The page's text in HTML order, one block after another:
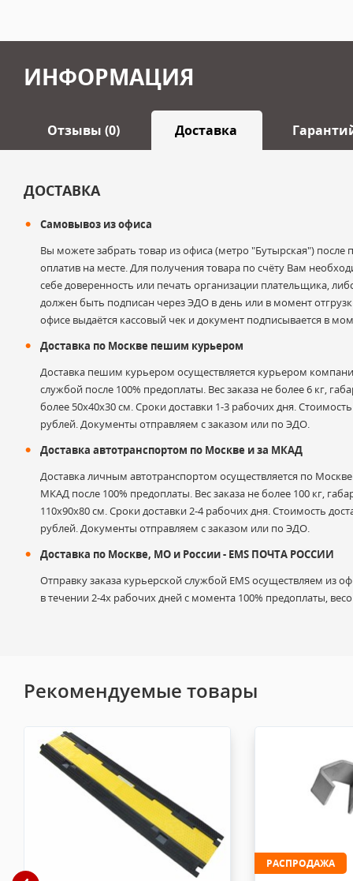
ИНФОРМАЦИЯ
Отзывы (0) Доставка
Оставить отзыв
Ваше имя
Электронная почта
Оценка
ДОСТАВКА
Самовывоз из офиса
Вы можете забрать товар из офиса (метро "Бутырская") после
оплатив на месте. Для получения товара по счёту Вам
себе доверенность или печать организации плательщика,
должен быть подписан через ЭДО в день или в момент
офисе выдаётся кассовый чек и документ подписывается в
Доставка по Москве пешим курьером
Доставка пешим курьером осуществляется курьером
службой после 100% предоплаты. Вес заказа не более 6 кг,
более 50х40х30 см. Сроки доставки 1-3 рабочих дня.
рублей. Документы отправляем с заказом или по ЭДО.
Доставка автотранспортом по Москве и за МКАД
Доставка личным автотранспортом осуществляется по
МКАД после 100% предоплаты. Вес заказа не более 100 кг,
110х90х80 см. Сроки доставки 2-4 рабочих дня. Стоимость
рублей. Документы отправляем с заказом или по ЭДО.
Доставка по Москве, МО и России - EMS ПОЧТА РОССИИ
Отправку заказа курьерской службой EMS осуществляем из
в течении 2-4х рабочих дней с момента 100% предоплаты,
Гарантия не распространяется на: естественный износ,
Продавец не несет ответственности за ущерб от
На лампы и ламподержатели гарантия не
и эксплуатации. Обмен/возврат возможен в случае
сохранением товарного вида (не мятая упаковка,
На оборудование предоставляется гарантия
товара или Вы можете узнать у менеджеров). В
произведён возврат (по согласованию с
Рекомендуемые товары
РАСПРОДАЖА